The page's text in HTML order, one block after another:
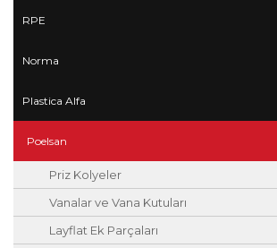
RPE
Norma
Plastica Alfa
Poelsan
Priz Kolyeler
Vanalar ve Vana Kutuları
Layflat Ek Parçaları